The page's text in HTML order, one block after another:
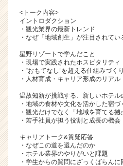
<トーク内容>
イントロダクション
・観光業界の最新トレンド
・なぜ「地域創生」が注目されてい
星野リゾートで学んだこと
・現場で実践されたホスピタリティ
・“おもてなし”を超える仕組みづくり
・人材育成・キャリア形成のリアル
温故知新が挑戦する、新しいホテル
・地域の食材や文化を活かした宿づ
・観光だけでなく「地域を育てる
・若手社員が担う役割と成長の機会
キャリアトーク&質疑応答
・なぜこの道を選んだのか
・ホテル業界のやりがいと課題
・学生からの質問にざっくばらんに